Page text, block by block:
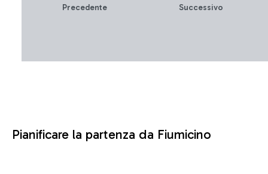
Precedente Successivo
Pianificare la partenza da Fiumicino